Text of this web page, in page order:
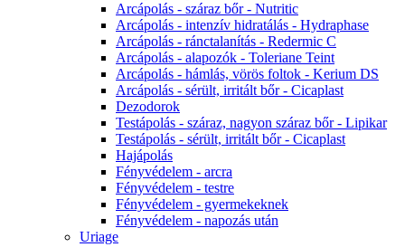
Arcápolás - száraz bőr - Nutritic
Arcápolás - intenzív hidratálás - Hydraphase
Arcápolás - ránctalanítás - Redermic C
Arcápolás - alapozók - Toleriane Teint
Arcápolás - hámlás, vörös foltok - Kerium DS
Arcápolás - sérült, irritált bőr - Cicaplast
Dezodorok
Testápolás - száraz, nagyon száraz bőr - Lipikar
Testápolás - sérült, irritált bőr - Cicaplast
Hajápolás
Fényvédelem - arcra
Fényvédelem - testre
Fényvédelem - gyermekeknek
Fényvédelem - napozás után
Uriage